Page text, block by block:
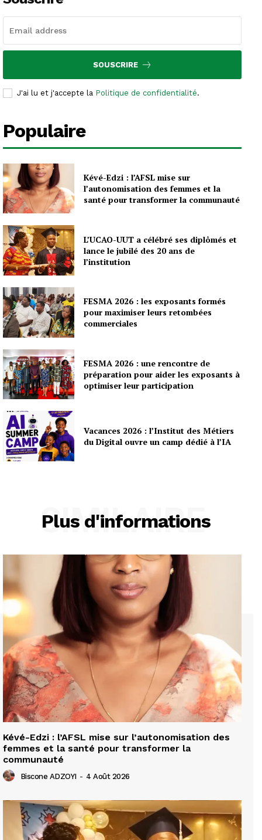
SOUSCRIRE
J'ai lu et j'accepte la Politique de confidentialité.
Populaire
Kévé-Edzi : l’AFSL mise sur
l’autonomisation des femmes et la
santé pour transformer la communauté
L’UCAO-UUT a célébré ses diplômés et
lance le jubilé des 20 ans de
l’institution
FESMA 2026 : les exposants formés
pour maximiser leurs retombées
commerciales
FESMA 2026 : une rencontre de
préparation pour aider les exposants à
optimiser leur participation
Vacances 2026 : l’Institut des Métiers
du Digital ouvre un camp dédié à l’IA
Plus d'informations
SIMILAIRE
Kévé-Edzi : l’AFSL mise sur l’autonomisation des
femmes et la santé pour transformer la
communauté
Biscone ADZOYI - 4 Août 2026